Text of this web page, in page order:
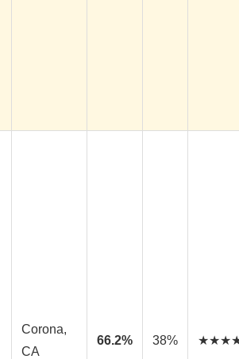
Corona,
CA
66.2% 38%